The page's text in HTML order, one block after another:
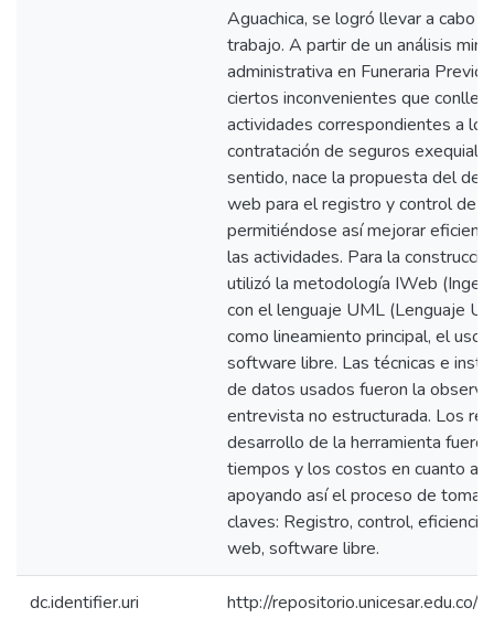
Aguachica, se logró llevar a cabo
trabajo. A partir de un análisis
administrativa en Funeraria
ciertos inconvenientes que
actividades correspondientes a
contratación de seguros
sentido, nace la propuesta del
web para el registro y control de
permitiéndose así mejorar
las actividades. Para la
utilizó la metodología IWeb
con el lenguaje UML (Lenguaje
como lineamiento principal, el uso
software libre. Las técnicas e
de datos usados fueron la
entrevista no estructurada. Los
desarrollo de la herramienta
tiempos y los costos en cuanto al
apoyando así el proceso de toma
claves: Registro, control,
web, software libre.
dc.identifier.uri http://